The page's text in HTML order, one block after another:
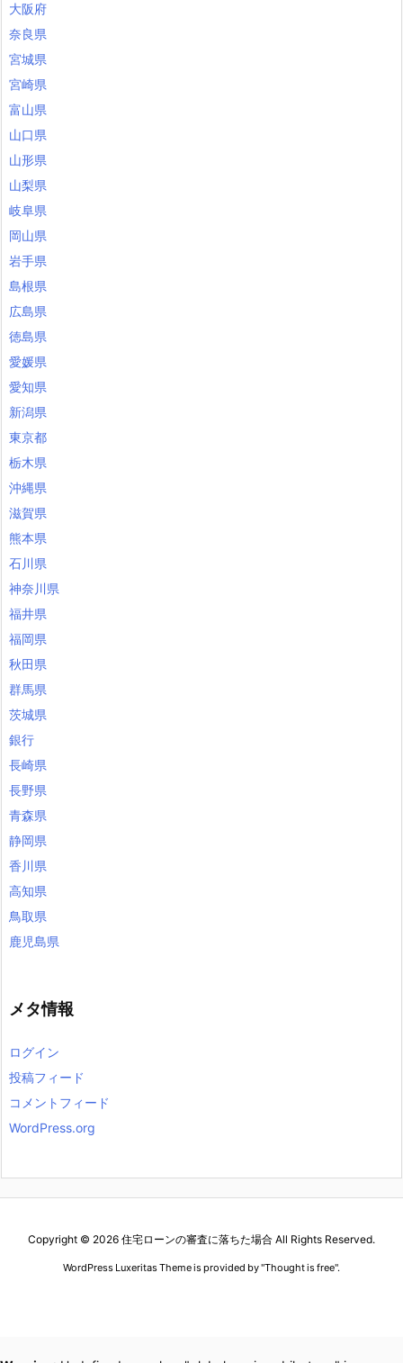
大阪府
奈良県
宮城県
宮崎県
富山県
山口県
山形県
山梨県
岐阜県
岡山県
岩手県
島根県
広島県
徳島県
愛媛県
愛知県
新潟県
東京都
栃木県
沖縄県
滋賀県
熊本県
石川県
神奈川県
福井県
福岡県
秋田県
群馬県
茨城県
銀行
長崎県
長野県
青森県
静岡県
香川県
高知県
鳥取県
鹿児島県
メタ情報
ログイン
投稿フィード
コメントフィード
WordPress.org
Copyright © 2026 住宅ローンの審査に落ちた場合 All Rights Reserved.
WordPress Luxeritas Theme is provided by "Thought is free".